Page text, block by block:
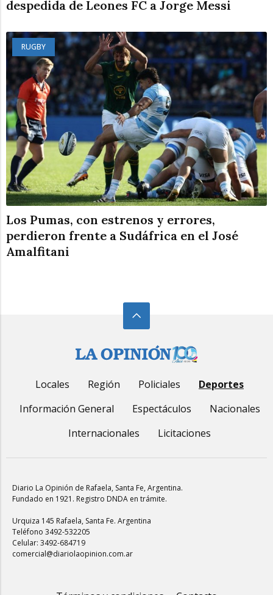
despedida de Leones FC a Jorge Messi
RUGBY
Los Pumas, con estrenos y errores,
perdieron frente a Sudáfrica en el José
Amalfitani
Locales Región Policiales
Deportes
Información General
Espectáculos
Nacionales
Internacionales
Licitaciones
Diario La Opinión de Rafaela, Santa Fe, Argentina.
Fundado en 1921. Registro DNDA en trámite.
Urquiza 145 Rafaela, Santa Fe. Argentina
Teléfono 3492-532205
Celular: 3492-684719
comercial@diariolaopinion.com.ar